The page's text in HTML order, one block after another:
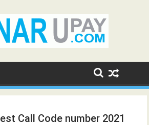
Call Code number 2021